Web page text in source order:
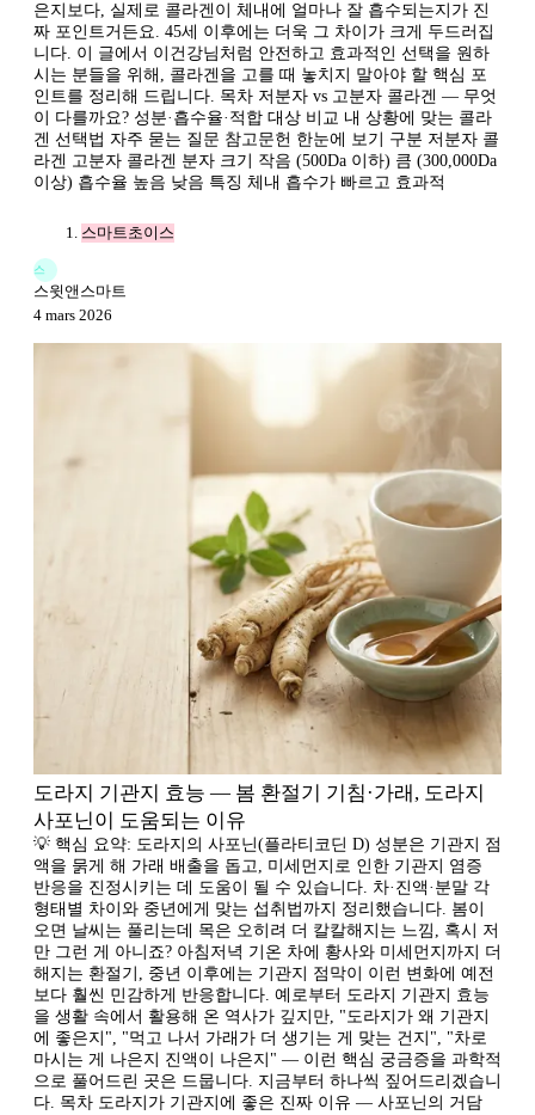
은지보다, 실제로 콜라겐이 체내에 얼마나 잘 흡수되는지가 진
짜 포인트거든요. 45세 이후에는 더욱 그 차이가 크게 두드러집
니다. 이 글에서 이건강님처럼 안전하고 효과적인 선택을 원하
시는 분들을 위해, 콜라겐을 고를 때 놓치지 말아야 할 핵심 포
인트를 정리해 드립니다. 목차 저분자 vs 고분자 콜라겐 — 무엇
이 다를까요? 성분·흡수율·적합 대상 비교 내 상황에 맞는 콜라
겐 선택법 자주 묻는 질문 참고문헌 한눈에 보기 구분 저분자 콜
라겐 고분자 콜라겐 분자 크기 작음 (500Da 이하) 큼 (300,000Da
이상) 흡수율 높음 낮음 특징 체내 흡수가 빠르고 효과적
스마트초이스
스
스윗앤스마트
4 mars 2026
도라지 기관지 효능 — 봄 환절기 기침·가래, 도라지
사포닌이 도움되는 이유
💡 핵심 요약: 도라지의 사포닌(플라티코딘 D) 성분은 기관지 점
액을 묽게 해 가래 배출을 돕고, 미세먼지로 인한 기관지 염증
반응을 진정시키는 데 도움이 될 수 있습니다. 차·진액·분말 각
형태별 차이와 중년에게 맞는 섭취법까지 정리했습니다. 봄이
오면 날씨는 풀리는데 목은 오히려 더 칼칼해지는 느낌, 혹시 저
만 그런 게 아니죠? 아침저녁 기온 차에 황사와 미세먼지까지 더
해지는 환절기, 중년 이후에는 기관지 점막이 이런 변화에 예전
보다 훨씬 민감하게 반응합니다. 예로부터 도라지 기관지 효능
을 생활 속에서 활용해 온 역사가 깊지만, "도라지가 왜 기관지
에 좋은지", "먹고 나서 가래가 더 생기는 게 맞는 건지", "차로
마시는 게 나은지 진액이 나은지" — 이런 핵심 궁금증을 과학적
으로 풀어드린 곳은 드뭅니다. 지금부터 하나씩 짚어드리겠습니
다. 목차 도라지가 기관지에 좋은 진짜 이유 — 사포닌의 거담